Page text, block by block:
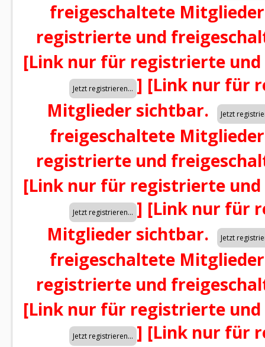
freigeschaltete
registrierte und
[Link nur für registrierte
] [Link nur für
Mitglieder sichtbar.
freigeschaltete
registrierte und
[Link nur für registrierte
] [Link nur für
Mitglieder sichtbar.
freigeschaltete
registrierte und
[Link nur für registrierte
] [Link nur für